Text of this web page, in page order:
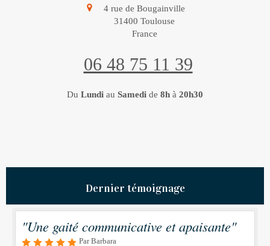
4 rue de Bougainville
31400 Toulouse
France
06 48 75 11 39
Du Lundi au Samedi de 8h à 20h30
Dernier témoignage
"Une gaité communicative et apaisante"
Par Barbara